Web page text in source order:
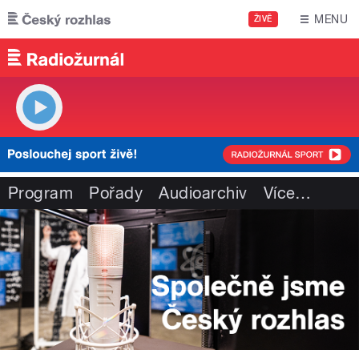
Přejít k hlavnímu obsahu
ŽIVĚ MENU
Program Pořady Audioarchiv Více…